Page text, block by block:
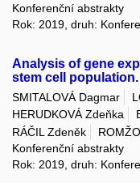
Konferenční abstrakty
Rok: 2019, druh:
Analysis of gene
stem cell population.
SMITALOVÁ Dagmar
HERUDKOVÁ Zdeňka
RÁČIL Zdeněk
Konferenční abstrakty
Rok: 2019, druh: